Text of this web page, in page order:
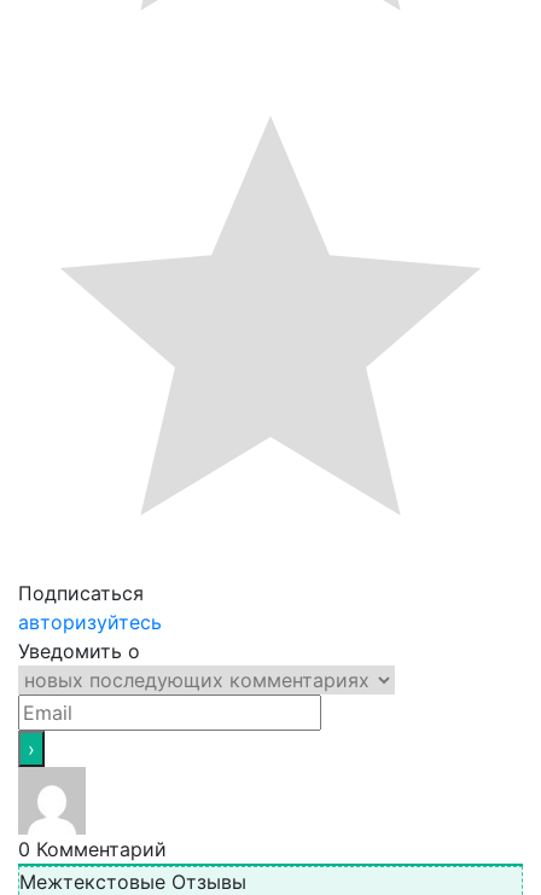
Подписаться
авторизуйтесь
Уведомить о
0 Комментарий
Межтекстовые Отзывы